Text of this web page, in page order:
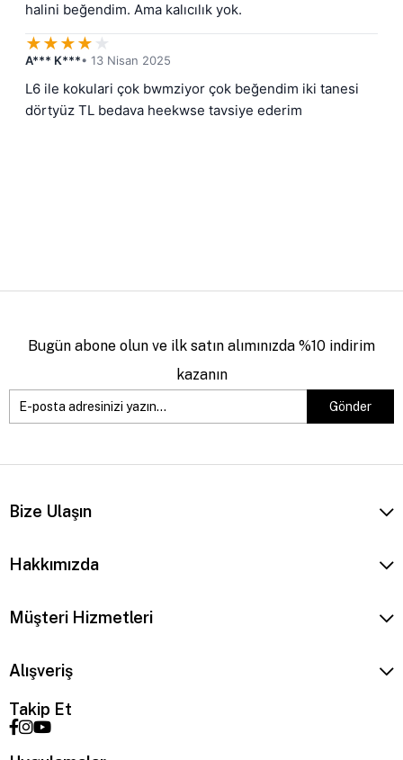
halini beğendim. Ama kalıcılık yok.
★★★★ ★
A*** K***• 13 Nisan 2025
L6 ile kokulari çok bwmziyor çok beğendim iki tanesi
dörtyüz TL bedava heekwse tavsiye ederim
Bugün abone olun ve ilk satın alımınızda %10 indirim
kazanın
Gönder
Bize Ulaşın
Hakkımızda
Müşteri Hizmetleri
Alışveriş
Takip Et